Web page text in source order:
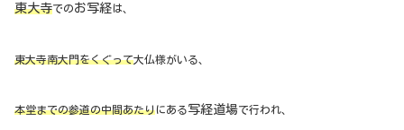
東大寺でのお写経は、
東大寺南大門をくぐって大仏様がいる、
本堂までの参道の中間あたりにある写経道場で行われ、